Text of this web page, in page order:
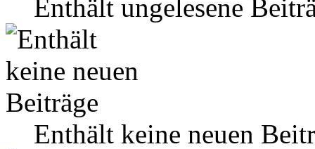
Enthält ungelesene
Enthält keine neuen